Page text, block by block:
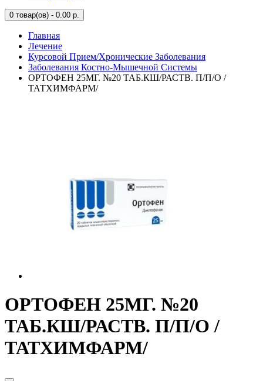
0 товар(ов) - 0.00 р.
Главная
Лечение
Курсовой Прием/Хронические Заболевания
Заболевания Костно-Мышечной Системы
ОРТОФЕН 25МГ. №20 ТАБ.КШ/РАСТВ. П/П/О /
ТАТХИМФАРМ/
ОРТОФЕН 25МГ. №20
ТАБ.КШ/РАСТВ. П/П/О /
ТАТХИМФАРМ/